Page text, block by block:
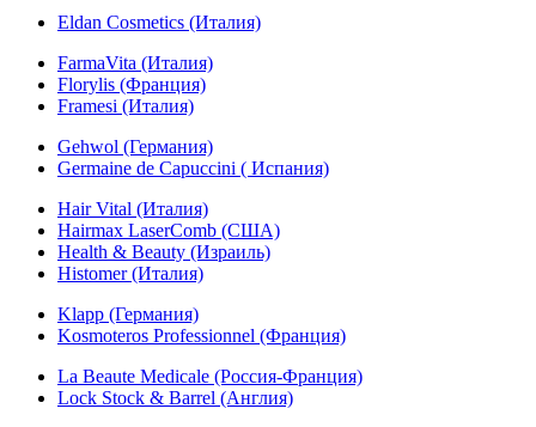
Eldan Cosmetics (Италия)
FarmaVita (Италия)
Florylis (Франция)
Framesi (Италия)
Gehwol (Германия)
Germaine de Capuccini ( Испания)
Hair Vital (Италия)
Hairmax LaserComb (США)
Health & Beauty (Израиль)
Histomer (Италия)
Klapp (Германия)
Kosmoteros Professionnel (Франция)
La Beaute Medicale (Россия-Франция)
Lock Stock & Barrel (Англия)